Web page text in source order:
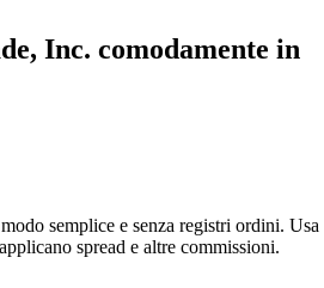
Inc. comodamente in
semplice e senza registri ordini. Usa
spread e altre commissioni.